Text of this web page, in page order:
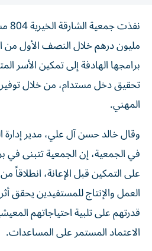
مليون درهم خلال النصف الأول من
برامجها الهادفة إلى تمكين الأسر
تحقيق دخل مستدام، من خلال
المهني.
وقال خالد حسن آل علي، مدير إدارة
في الجمعية، إن الجمعية تتبنى في
على التمكين قبل الإعانة، انطلاقاً
العمل والإنتاج للمستفيدين يحقق
قدرتهم على تلبية احتياجاتهم
الاعتماد المستمر على المساعدات.